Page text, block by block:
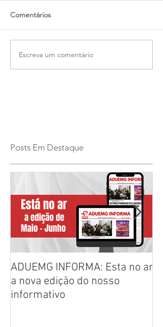
Comentários
Escreva um comentário
Posts Em Destaque
ADUEMG INFORMA: Esta no ar
a nova edição do nosso
informativo